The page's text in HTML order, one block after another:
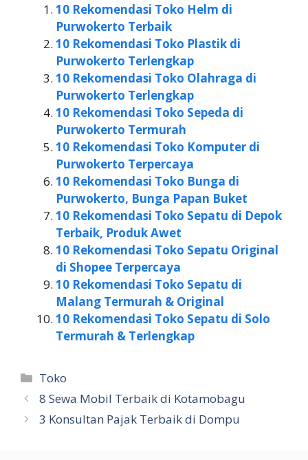
10 Rekomendasi Toko Helm di
Purwokerto Terbaik
10 Rekomendasi Toko Plastik di
Purwokerto Terlengkap
10 Rekomendasi Toko Olahraga di
Purwokerto Terlengkap
10 Rekomendasi Toko Sepeda di
Purwokerto Termurah
10 Rekomendasi Toko Komputer di
Purwokerto Terpercaya
10 Rekomendasi Toko Bunga di
Purwokerto, Bunga Papan Buket
10 Rekomendasi Toko Sepatu di Depok
Terbaik, Produk Awet
10 Rekomendasi Toko Sepatu Original
di Shopee Terpercaya
10 Rekomendasi Toko Sepatu di
Malang Termurah & Original
10 Rekomendasi Toko Sepatu di Solo
Termurah & Terlengkap
Kategori
Toko
8 Sewa Mobil Terbaik di Kotamobagu
3 Konsultan Pajak Terbaik di Dompu